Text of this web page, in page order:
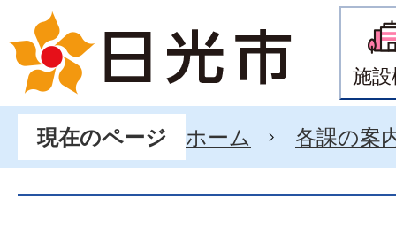
施
現在のページ ホーム 各課の案